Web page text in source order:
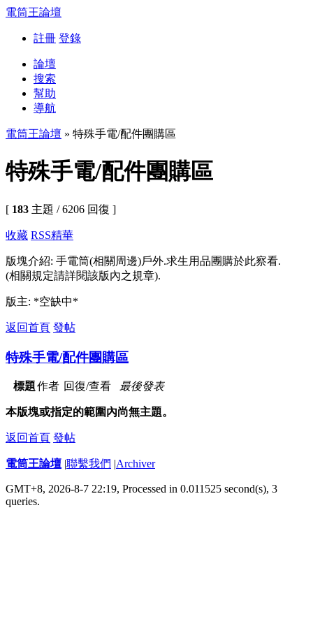
電筒王論壇
註冊 登錄
論壇
搜索
幫助
導航
電筒王論壇 » 特殊手電/配件團購區
特殊手電/配件團購區
[ 183 主題 / 6206 回復 ]
收藏 RSS精華
版塊介紹: 手電筒(相關周邊)戶外.求生用品團購於此察看.
(相關規定請詳閱該版內之規章).
版主: *空缺中*
返回首頁 發帖
特殊手電/配件團購區
標題作者 回復/查看 最後發表
本版塊或指定的範圍內尚無主題。
返回首頁 發帖
電筒王論壇 |聯繫我們 |Archiver
GMT+8, 2026-8-7 22:19, Processed in 0.011525 second(s), 3
queries.